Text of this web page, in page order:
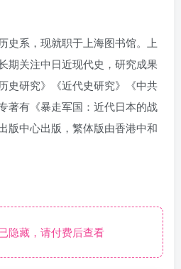
史系，现就职于上海图书馆。上
期关注中日近现代史，研究成果
史研究》《近代史研究》《中共
著有《暴走军国：近代日本的战
版中心出版，繁体版由香港中和
隐藏，请付费后查看